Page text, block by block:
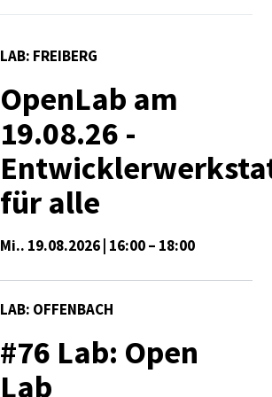
LAB: FREIBERG
OpenLab am
19.08.26 -
für alle
Mi.. 19.08.2026 | 16:00 – 18:00
LAB: OFFENBACH
#76 Lab: Open
Lab